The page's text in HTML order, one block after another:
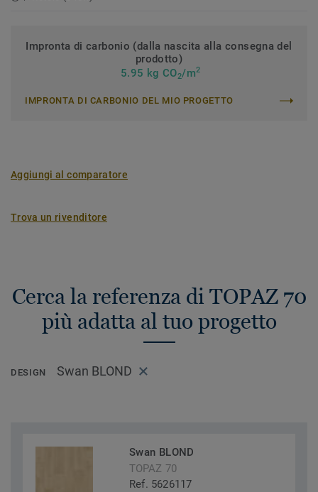
Impronta di carbonio (dalla nascita alla consegna del
prodotto)
5.95 kg CO2/m2
IMPRONTA DI CARBONIO DEL MIO PROGETTO
Aggiungi al comparatore
Trova un rivenditore
Cerca la referenza di TOPAZ 70
più adatta al tuo progetto
DESIGN Swan BLOND
Swan BLOND
TOPAZ 70
Ref. 5626117